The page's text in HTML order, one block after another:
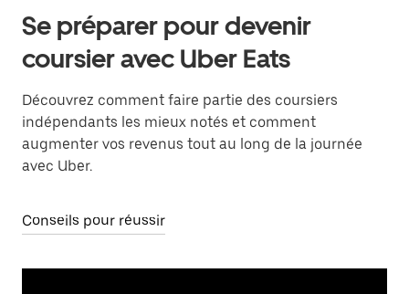
Se préparer pour devenir
coursier avec Uber Eats
Découvrez comment faire partie des coursiers
indépendants les mieux notés et comment
augmenter vos revenus tout au long de la journée
avec Uber.
Conseils pour réussir